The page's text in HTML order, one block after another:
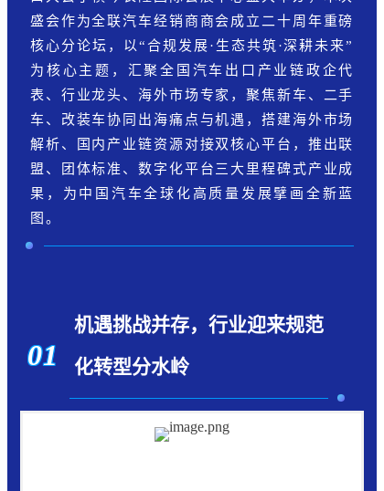
盛会作为全联汽车经销商商会成立二十周年重磅
核心分论坛，以“合规发展·生态共筑·深耕未来”
为核心主题，汇聚全国汽车出口产业链政企代
表、行业龙头、海外市场专家，聚焦新车、二手
车、改装车协同出海痛点与机遇，搭建海外市场
解析、国内产业链资源对接双核心平台，推出联
盟、团体标准、数字化平台三大里程碑式产业成
果，为中国汽车全球化高质量发展擘画全新蓝
图。
01
机遇挑战并存，行业迎来规范
化转型分水岭